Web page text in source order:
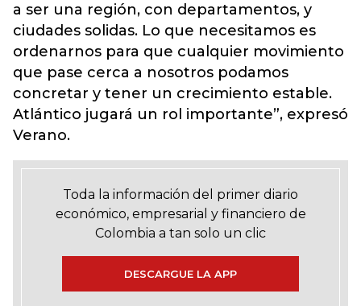
a ser una región, con departamentos, y
ciudades solidas. Lo que necesitamos es
ordenarnos para que cualquier movimiento
que pase cerca a nosotros podamos
concretar y tener un crecimiento estable.
Atlántico jugará un rol importante”, expresó
Verano.
Toda la información del primer diario
económico, empresarial y financiero de
Colombia a tan solo un clic
DESCARGUE LA APP